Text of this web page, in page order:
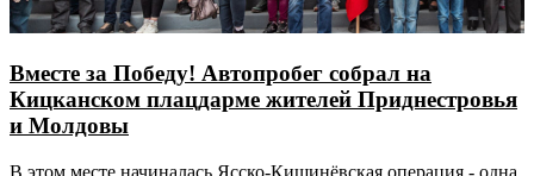
Вместе за Победу! Автопробег собрал на
Кицканском плацдарме жителей Приднестровья
и Молдовы
В этом месте начиналась Ясско-Кишинёвская операция - одна